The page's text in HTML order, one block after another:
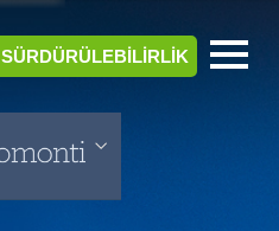
SÜRDÜRÜLEBİLİRLİK